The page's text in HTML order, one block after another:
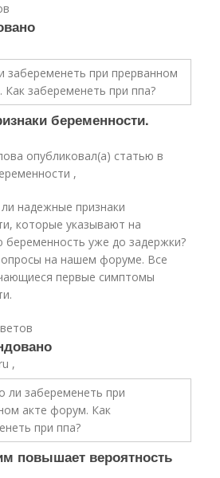
беременности.
опубликовал(а) статью в
,
надежные признаки
которые указывают на
беременность уже до задержки?
на нашем форуме. Все
первые симптомы
,
повышает вероятность